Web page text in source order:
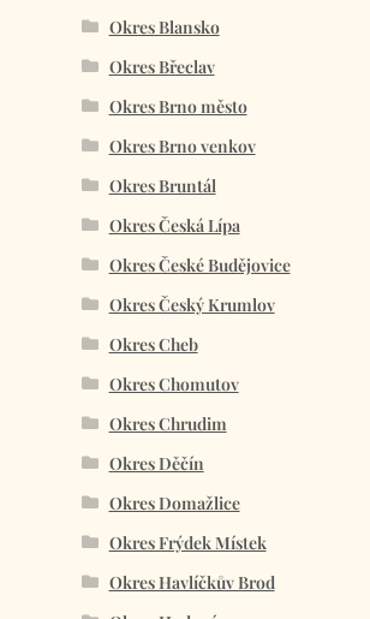
Okres Blansko
Okres Břeclav
Okres Brno město
Okres Brno venkov
Okres Bruntál
Okres Česká Lípa
Okres České Budějovice
Okres Český Krumlov
Okres Cheb
Okres Chomutov
Okres Chrudim
Okres Děčín
Okres Domažlice
Okres Frýdek Místek
Okres Havlíčkův Brod